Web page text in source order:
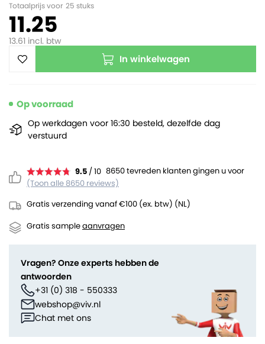
Totaalprijs voor 25 stuks
11.25
13.61 incl. btw
In winkelwagen
9.5 / 10 8650 tevreden klanten gingen u voor
(Toon alle 8650 reviews)
Gratis verzending vanaf €100 (ex. btw) (NL)
Gratis sampleaanvragen
Op voorraad
Op werkdagen voor 16:30 besteld, dezelfde dag
verstuurd
Vragen? Onze experts hebben de
antwoorden
+31 (0) 318 - 550333
webshop@viv.nl
Chat met ons